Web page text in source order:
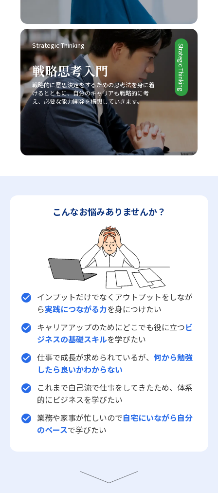
ラ、トヨタ自動車などが、自社の独自性を武器にして激戦
区を勝ち抜いていることからも、自社の強みをしっかりと
把握し、独自の価値提案を行うことの重要性が理解できる
でしょう。さらに、競合他社との違いを明確にし、適切な
タイミングで戦略の見直しと改善を図ることで、どのよう
な厳しい市場環境でも勝利を掴むことが可能となります。
最終的に、レッドオーシャンの戦い方においては、単なる
生存戦略ではなく、今後も持続的な成長を実現するための
基盤として、企業やビジネスパーソン自身が常に学び、挑
戦し続ける姿勢が求められます。現代の急激な変革期にお
いて、若手ビジネスマンが自らのキャリアと企業の成長を
支えるためにも、戦略的思考と柔軟な対応力を身につけ、
レッドオーシャンの荒波を乗り越えるための確固たる手法
を確立することが今後の成功に直結すると言えるでしょ
Strategic Thinking
戦略思考入門
戦略的に意思決定をするための思考法を身に着
けるとともに、自分のキャリアも戦略的に考
え、必要な能力開発を構想していきます。
Strategic Thinking
こんなお悩みありませんか？
check_circle インプットだけでなくアウトプットをしなが
ら実践につながる力を身につけたい
check_circle キャリアアップのためにどこでも役に立つビ
ジネスの基礎スキルを学びたい
check_circle 仕事で成長が求められているが、 何から勉強
したら良いかわからない
check_circle
これまで自己流で仕事をしてきたため、体系
的にビジネスを学びたい
check_circle 業務や家事が忙しいので自宅にいながら自分
のペースで学びたい